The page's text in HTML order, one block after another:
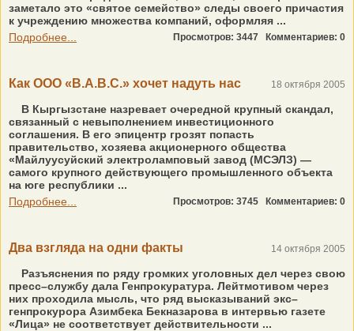
заметало это «святое семейство» следы своего причастия
к учреждению множества компаний, оформляя ...
Подробнее...
Просмотров: 3447 Комментариев: 0
Как ООО «В.А.В.С.» хочет надуть нас 18 октября 2005
В Кыргызстане назревает очередной крупный скандал,
связанный с невыполнением инвестиционного
соглашения. В его эпицентр грозят попасть
правительство, хозяева акционерного общества
«Майлуусуйский электроламповый завод (МСЭЛЗ) —
самого крупного действующего промышленного объекта
на юге республики ...
Подробнее...
Просмотров: 3745 Комментариев: 0
Два взгляда на одни факты 14 октября 2005
Разъяснения по ряду громких уголовных дел через свою
пресс–службу дала Генпрокуратура. Лейтмотивом через
них проходила мысль, что ряд высказываний экс–
генпрокурора Азимбека Бекназарова в интервью газете
«Лица» не соответствует действительности ...